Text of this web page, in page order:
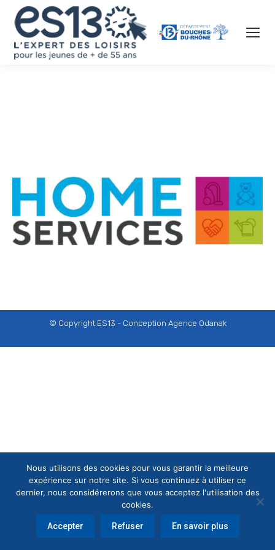
© Copyright ES13 - Conception Agence Odanak
Nous utilisons des cookies pour vous garantir la meilleure
expérience sur notre site. Si vous continuez à utiliser ce
dernier, nous considérerons que vous acceptez l'utilisation des
cookies.
Accepter Refuser En savoir plus